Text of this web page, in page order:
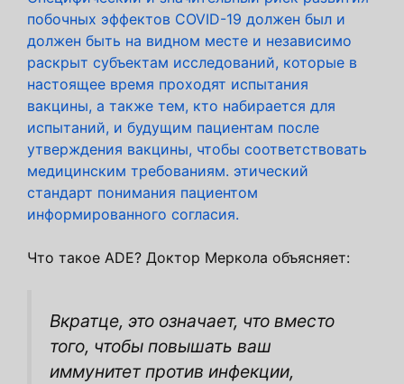
побочных эффектов COVID-19 должен был и
должен быть на видном месте и независимо
раскрыт субъектам исследований, которые в
настоящее время проходят испытания
вакцины, а также тем, кто набирается для
испытаний, и будущим пациентам после
утверждения вакцины, чтобы соответствовать
медицинским требованиям. этический
стандарт понимания пациентом
информированного согласия.
Что такое ADE? Доктор Меркола объясняет:
Вкратце, это означает, что вместо
того, чтобы повышать ваш
иммунитет против инфекции,